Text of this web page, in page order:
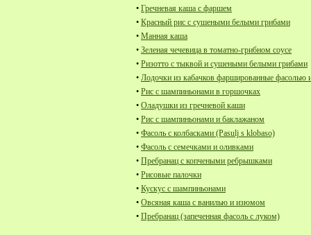
• Гречневая каша с фаршем
• Красный рис с сушеными белыми грибами
• Манная каша
• Зеленая чечевица в томатно-грибном соусе
• Ризотто с тыквой и сушеными белыми грибами
• Лодочки из кабачков фаршированные фасолью
• Рис с шампиньонами в горшочках
• Оладушки из гречневой каши
• Рис с шампиньонами и баклажаном
• Фасоль с колбасками (Pasulj s klobaso)
• Фасоль с семечками и оливками
• Пребранац с копчеными ребрышками
• Рисовые палочки
• Кускус с шампиньонами
• Овсяная каша с ванилью и изюмом
• Пребранац (запеченная фасоль с луком)